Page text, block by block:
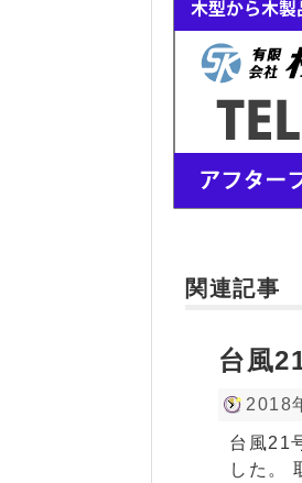
関連記事
台風
2018
台風21
した。